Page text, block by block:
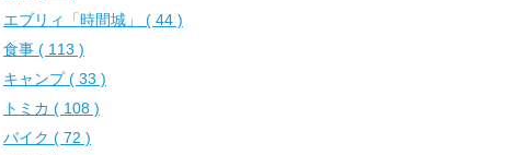
エブリィ「時間城」 ( 44 )
食事 ( 113 )
キャンプ ( 33 )
トミカ ( 108 )
バイク ( 72 )